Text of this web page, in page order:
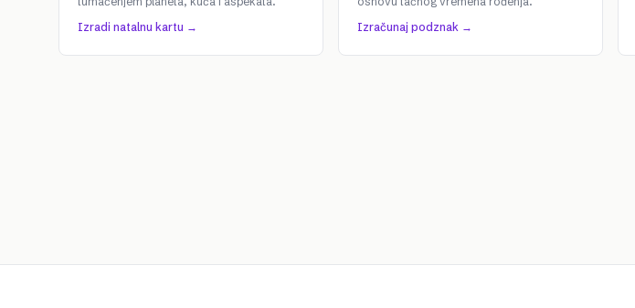
Izradi natalnu kartu →
Izračunaj podznak →